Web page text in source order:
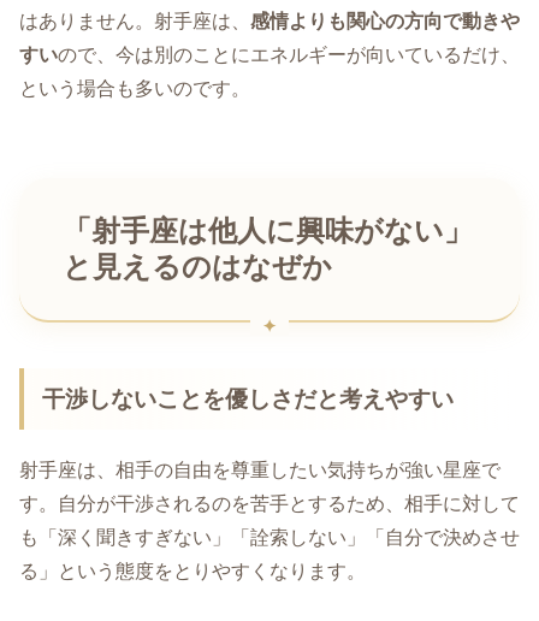
はありません。射手座は、 感情よりも関心の方向で動きや
すいので、今は別のことにエネルギーが向いているだけ、
という場合も多いのです。
「射手座は他人に興味がない」
と見えるのはなぜか
干渉しないことを優しさだと考えやすい
射手座は、相手の自由を尊重したい気持ちが強い星座で
す。自分が干渉されるのを苦手とするため、相手に対して
も「深く聞きすぎない」「詮索しない」「自分で決めさせ
る」という態度をとりやすくなります。